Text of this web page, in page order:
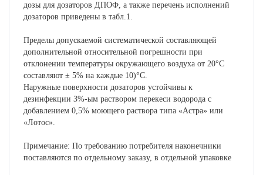
дозы для дозаторов ДПОФ, а также перечень исполнений
дозаторов приведены в табл.1.
Пределы допускаемой систематической составляющей
дополнительной относительной погрешности при
отклонении температуры окружающего воздуха от 20°C
составляют ± 5% на каждые 10)°C.
Наружные поверхности дозаторов устойчивы к
дезинфекции 3%-ым раствором перекеси водорода с
добавлением 0,5% моющего раствора типа «Астра» или
«Лотос».
Примечание: По требованию потребителя наконечники
поставляются по отдельному заказу, в отдельной упаковке